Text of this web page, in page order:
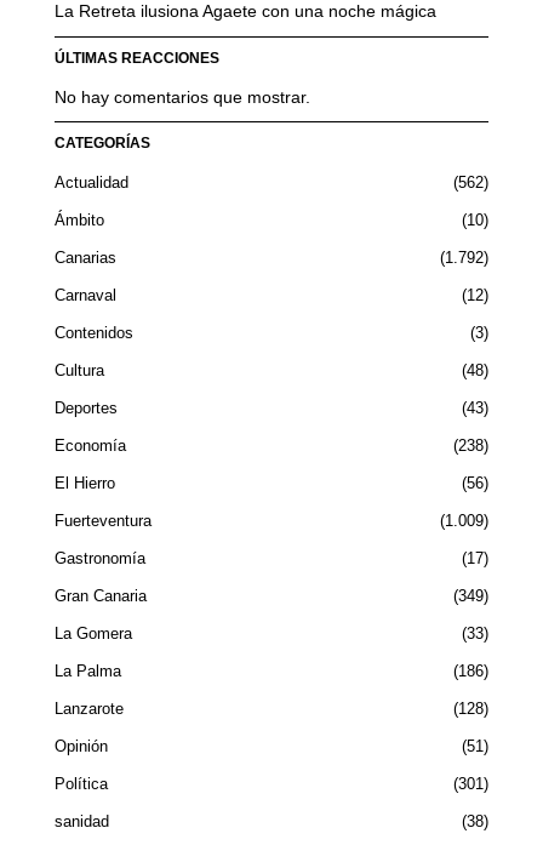
La Retreta ilusiona Agaete con una noche mágica
ÚLTIMAS REACCIONES
No hay comentarios que mostrar.
CATEGORÍAS
Actualidad 562
Ámbito 10
Canarias 1.792
Carnaval 12
Contenidos 3
Cultura 48
Deportes 43
Economía 238
El Hierro 56
Fuerteventura 1.009
Gastronomía 17
Gran Canaria 349
La Gomera 33
La Palma 186
Lanzarote 128
Opinión 51
Política 301
sanidad 38